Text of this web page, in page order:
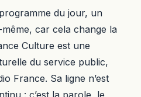
du jour, un
car cela change la
Culture est une
du service public,
France. Sa ligne n’est
: c’est la parole, le